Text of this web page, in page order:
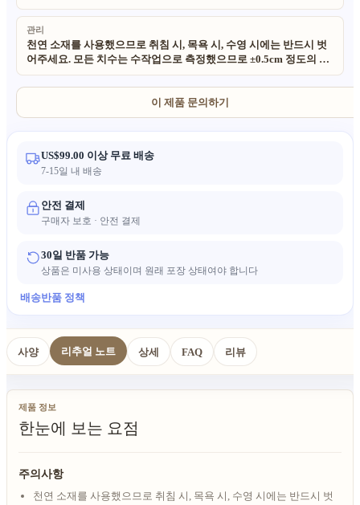
관리
천연 소재를 사용했으므로 취침 시, 목욕 시, 수영 시에는 반드시 벗
어주세요. 모든 치수는 수작업으로 측정했으므로 ±0.5cm 정도의 오
차가 발생할 수 있습니다. 미리 양해 부탁드립니다. 당사의 모든 제
품에 사용된 소재는 100% 천연이며 친환경적입니다. 수제 제품이
고 천연 소재를 사용했으므로 사이즈와 질감, 무늬에 약간의 불규칙
성이 있을 수 있습니다. 또한 조명과 모니터 설정에 따라 실제 색상
이 이미지와 약간 다를 수 있습니다.
이 제품 문의하기
US$99.00 이상 무료 배송
7-15일 내 배송
안전 결제
구매자 보호 · 안전 결제
30일 반품 가능
상품은 미사용 상태이며 원래 포장 상태여야 합니다
배송반품 정책
사양 리추얼 노트 상세 FAQ 리뷰
제품 정보
한눈에 보는 요점
주의사항
천연 소재를 사용했으므로 취침 시, 목욕 시, 수영 시에는 반드시 벗